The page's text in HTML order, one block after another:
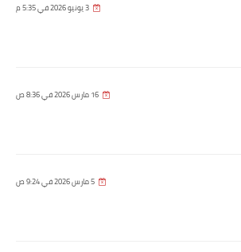
3 يونيو 2026 في 5:35 م
16 مارس 2026 في 8:36 ص
5 مارس 2026 في 9:24 ص